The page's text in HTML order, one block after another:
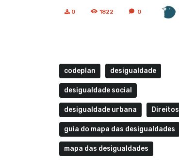
0 1822 0
codeplan desigualdade
desigualdade social
desigualdade urbana Direitos
guia do mapa das desigualdades
mapa das desigualdades